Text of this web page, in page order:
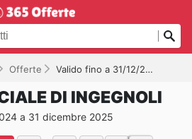
Offerte Valido fino a 31/12/2025
DI INGEGNOLI
a 31 dicembre 2025